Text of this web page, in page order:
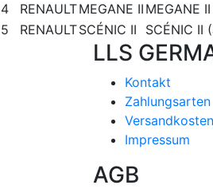
4
RENAULTMEGANE II MEGANE
5
RENAULTSCÉNIC II SCÉNIC II
LLS
Kontakt
Zahlungsarten
Versandkosten
Impressum
AGB